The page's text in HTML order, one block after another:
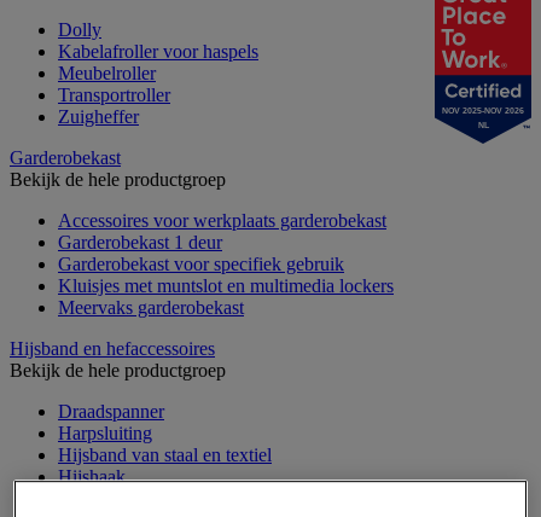
Dolly
Kabelafroller voor haspels
Meubelroller
Transportroller
Zuigheffer
Garderobekast
Bekijk de hele productgroep
Accessoires voor werkplaats garderobekast
Garderobekast 1 deur
Garderobekast voor specifiek gebruik
Kluisjes met muntslot en multimedia lockers
Meervaks garderobekast
Hijsband en hefaccessoires
Bekijk de hele productgroep
Draadspanner
Harpsluiting
Hijsband van staal en textiel
Hijshaak
NOV 2025-NOV 2026
NL